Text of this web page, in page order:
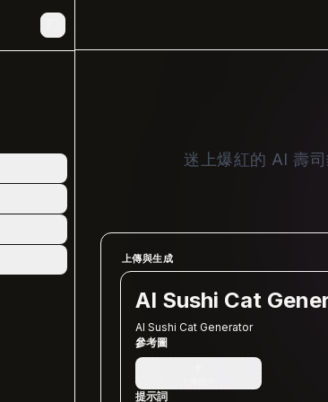
迷上爆紅的 AI 壽
上傳與生成
AI Sushi Cat
AI Sushi Cat Generator
參考圖
提示詞